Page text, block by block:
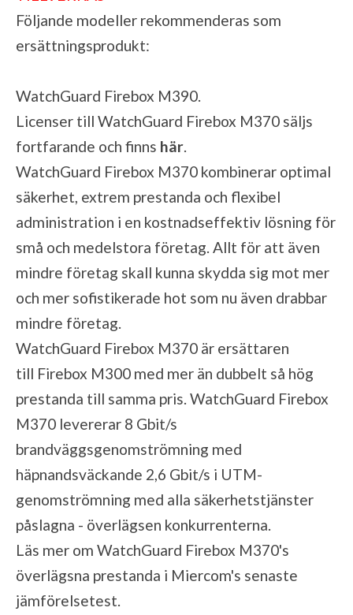
Följande modeller rekommenderas som
ersättningsprodukt:
WatchGuard Firebox M390.
Licenser till WatchGuard Firebox M370 säljs
fortfarande och finns här.
WatchGuard Firebox M370 kombinerar optimal
säkerhet, extrem prestanda och flexibel
administration i en kostnadseffektiv lösning för
små och medelstora företag. Allt för att även
mindre företag skall kunna skydda sig mot mer
och mer sofistikerade hot som nu även drabbar
mindre företag.
WatchGuard Firebox M370 är ersättaren
till Firebox M300 med mer än dubbelt så hög
prestanda till samma pris. WatchGuard Firebox
M370 levererar 8 Gbit/s
brandväggsgenomströmning med
häpnandsväckande 2,6 Gbit/s i UTM-
genomströmning med alla säkerhetstjänster
påslagna - överlägsen konkurrenterna.
Läs mer om WatchGuard Firebox M370's
överlägsna prestanda i Miercom's senaste
jämförelsetest.